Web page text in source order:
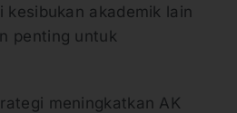
kesibukan akademik lain
penting untuk
meningkatkan AK